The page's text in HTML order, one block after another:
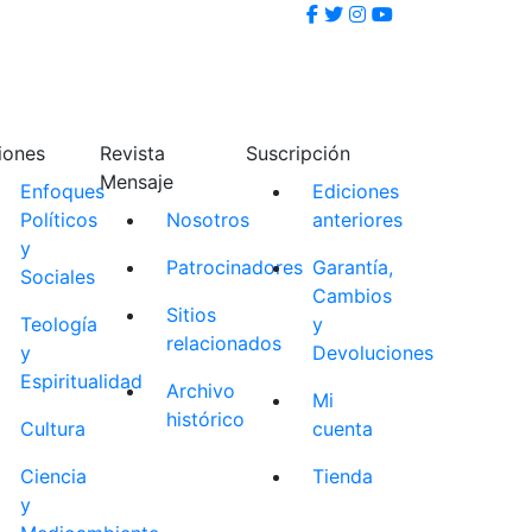
Enfoques
Políticos
y
Sociales
Teología
y
Espiritualidad
Cultura
Ciencia
y
Revista
Mensaje
Nosotros
Patrocinadores
Sitios
relacionados
Archivo
histórico
Suscripción
Ediciones
anteriores
Garantía,
Cambios
y
Devoluciones
Mi
cuenta
Tienda